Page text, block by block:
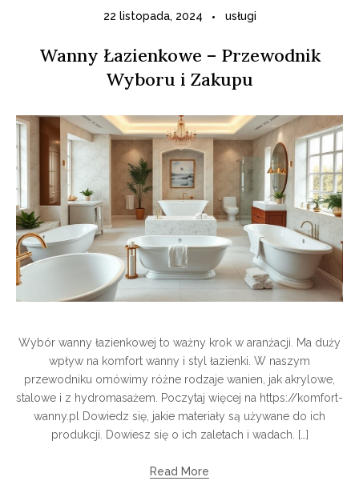
22 listopada, 2024 usługi
Wanny Łazienkowe – Przewodnik
Wyboru i Zakupu
Wybór wanny łazienkowej to ważny krok w aranżacji. Ma duży
wpływ na komfort wanny i styl łazienki. W naszym
przewodniku omówimy różne rodzaje wanien, jak akrylowe,
stalowe i z hydromasażem. Poczytaj więcej na https://komfort-
wanny.pl Dowiedz się, jakie materiały są używane do ich
produkcji. Dowiesz się o ich zaletach i wadach. […]
Read More